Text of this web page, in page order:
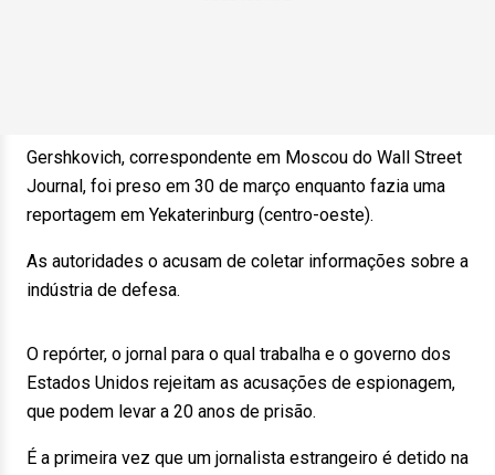
Gershkovich, correspondente em Moscou do Wall Street
Journal, foi preso em 30 de março enquanto fazia uma
reportagem em Yekaterinburg (centro-oeste).
As autoridades o acusam de coletar informações sobre a
indústria de defesa.
O repórter, o jornal para o qual trabalha e o governo dos
Estados Unidos rejeitam as acusações de espionagem,
que podem levar a 20 anos de prisão.
É a primeira vez que um jornalista estrangeiro é detido na